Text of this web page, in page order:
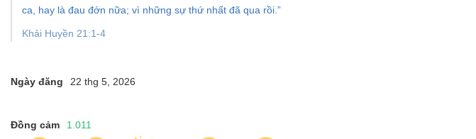
ca, hay là đau đớn nữa; vì những sự thứ nhất đã qua rồi.”
Khải Huyền 21:1-4
Ngày đăng 22 thg 5, 2026
Đồng cảm 1.011